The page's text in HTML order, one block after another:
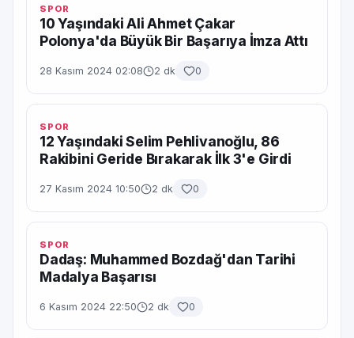
SPOR
10 Yaşındaki Ali Ahmet Çakar
Polonya'da Büyük Bir Başarıya İmza Attı
28 Kasım 2024 02:08 2 dk 0
SPOR
12 Yaşındaki Selim Pehlivanoğlu, 86
Rakibini Geride Bırakarak İlk 3'e Girdi
27 Kasım 2024 10:50 2 dk 0
SPOR
Dadaş: Muhammed Bozdağ'dan Tarihi
Madalya Başarısı
6 Kasım 2024 22:50 2 dk 0